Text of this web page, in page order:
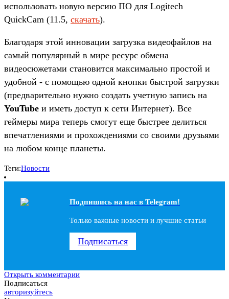
использовать новую версию ПО для Logitech
QuickCam (11.5, скачать).
Благодаря этой инновации загрузка видеофайлов на
самый популярный в мире ресурс обмена
видеосюжетами становится максимально простой и
удобной - с помощью одной кнопки быстрой загрузки
(предварительно нужно создать учетную запись на
YouTube и иметь доступ к сети Интернет). Все
геймеры мира теперь смогут еще быстрее делиться
впечатлениями и прохождениями со своими друзьями
на любом конце планеты.
Теги:Новости
Подпишись на наc в Telegram!
Только важные новости и лучшие статьи
Подписаться
Открыть комментарии
Подписаться
авторизуйтесь